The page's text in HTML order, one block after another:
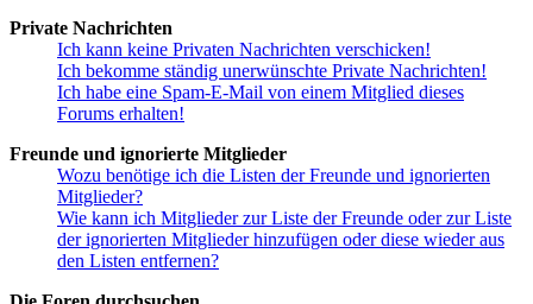
Private Nachrichten
Ich kann keine Privaten Nachrichten verschicken!
Ich bekomme ständig unerwünschte Private Nachrichten!
Ich habe eine Spam-E-Mail von einem Mitglied dieses
Forums erhalten!
Freunde und ignorierte Mitglieder
Wozu benötige ich die Listen der Freunde und ignorierten
Mitglieder?
Wie kann ich Mitglieder zur Liste der Freunde oder zur Liste
der ignorierten Mitglieder hinzufügen oder diese wieder aus
den Listen entfernen?